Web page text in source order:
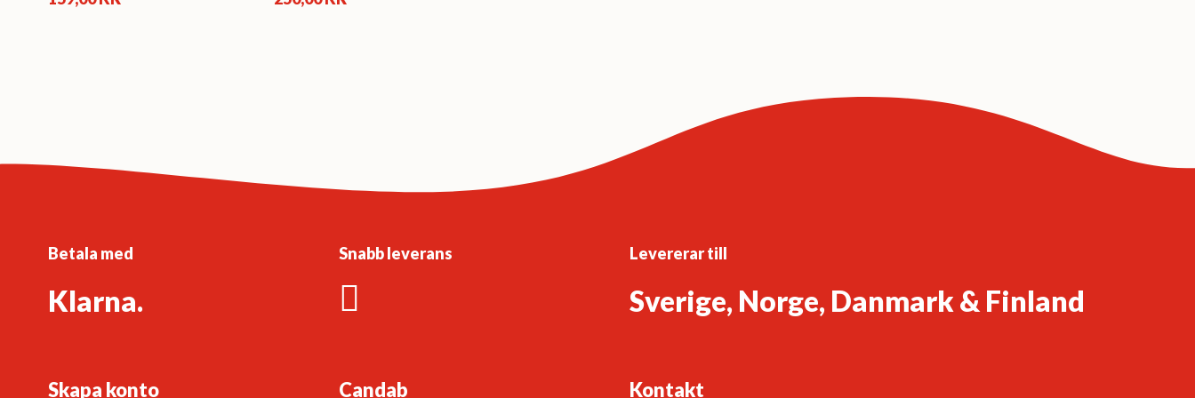
Skapa konto Candab Kontakt
Betala med
Klarna.
Snabb leverans Levererar till
Sverige, Norge, Danmark & Finland